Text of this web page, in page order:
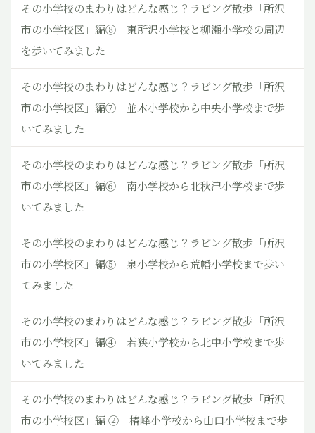
その小学校のまわりはどんな感じ？ラビング散歩「所沢
市の小学校区」編⑧ 東所沢小学校と柳瀬小学校の周辺
を歩いてみました
その小学校のまわりはどんな感じ？ラビング散歩「所沢
市の小学校区」編⑦ 並木小学校から中央小学校まで歩
いてみました
その小学校のまわりはどんな感じ？ラビング散歩「所沢
市の小学校区」編⑥ 南小学校から北秋津小学校まで歩
いてみました
その小学校のまわりはどんな感じ？ラビング散歩「所沢
市の小学校区」編⑤ 泉小学校から荒幡小学校まで歩い
てみました
その小学校のまわりはどんな感じ？ラビング散歩「所沢
市の小学校区」編④ 若狭小学校から北中小学校まで歩
いてみました
その小学校のまわりはどんな感じ？ラビング散歩「所沢
市の小学校区」編 ② 椿峰小学校から山口小学校まで歩